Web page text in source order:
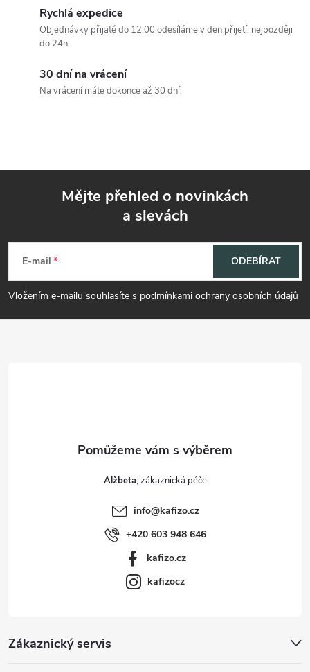
v
ý
p
i
Rychlá expedice
Objednávky přijaté do 12:00 odesíláme v den přijetí, nejpozději
do 24h.
30 dní na vrácení
Na vrácení máte dokonce až 30 dní.
p
Mějte přehled o novinkách
a slevách
E-mail
Vložením e-mailu souhlasíte s podmínkami ochrany osobních údajů
ODEBÍRAT
Zákaznický servis
Alžbeta
info@kafizo.cz
+420 603 948 646
kafizo.cz
kafizocz